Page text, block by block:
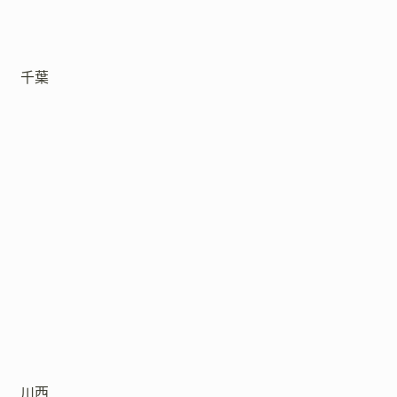
千葉
川西